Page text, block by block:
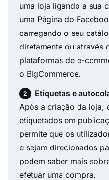
uma loja ligando a sua
uma Página do
carregando o seu
diretamente ou através
plataformas de e-
o BigCommerce.
Etiquetas e
Após a criação da loja,
etiquetados em
permite que os
e sejam direcionados
podem saber mais
efetuar uma compra.